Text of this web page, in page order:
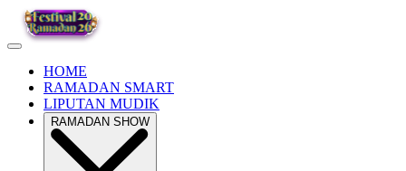
HOME
RAMADAN SMART
LIPUTAN MUDIK
RAMADAN SHOW